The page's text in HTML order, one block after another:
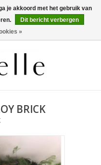
0 Artikelen - €0,00
BRICK
je akkoord met het gebruik van
Dit bericht verbergen
»